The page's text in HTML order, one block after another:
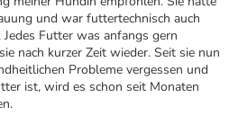
und war futtertechnisch auch
Futter was anfangs gern
nach kurzer Zeit wieder. Seit sie nun
Probleme vergessen und
ist, wird es schon seit Monaten